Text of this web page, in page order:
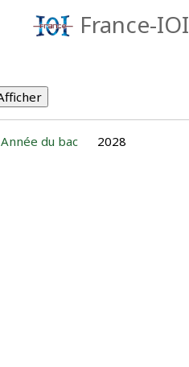
France-IOI
Année du bac 2028